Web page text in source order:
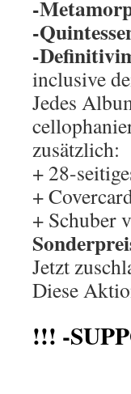
-
-
-
inclusive
Jedes
zusätzlich:
+ 28-
+
+ Schuber
Jetzt
Diese
!!! -